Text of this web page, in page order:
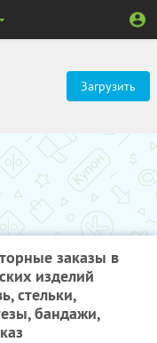
Загрузить
заказы в
изделий
стельки,
бандажи,